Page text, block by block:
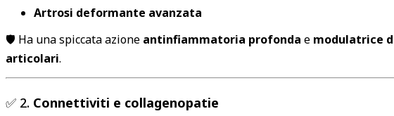
Artrosi deformante avanzata
🛡️ Ha una spiccata azione antinfiammatoria profonda e modulatrice
articolari.
✅ 2. Connettiviti e collagenopatie